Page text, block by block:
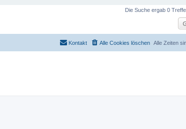
Die Suche ergab 0
Alle Zeiten
Alle Cookies löschen
Kontakt